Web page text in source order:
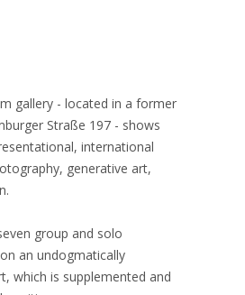
gallery - located in a former
Straße 197 - shows
international
generative art,
group and solo
an undogmatically
which is supplemented and